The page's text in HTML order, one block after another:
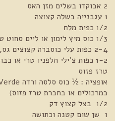
2 אבוקדו בשלים מזן האס
1 עגבנייה בשלה קצוצה
1/2 כפית מלח
1/3 כוס מיץ לימון או ליים סחוט טרי
2-4 כפות עלי כוסברה קצוצים גס, ללא הגבעולים הקשים
1-2 כפות צ'ילי חלפניו טרי או
טרז פזוס
במרכולים או בחברת טרז פזוס)
1/2 בצל קצוץ דק
1 שן שום קטנה וכתושה